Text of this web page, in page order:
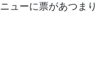
ューに票があつまり